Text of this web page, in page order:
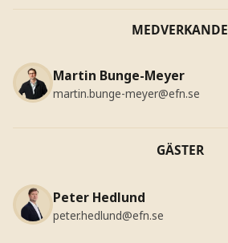
MEDVERKANDE
Martin Bunge-Meyer
martin.bunge-meyer@efn.se
GÄSTER
Peter Hedlund
peter.hedlund@efn.se